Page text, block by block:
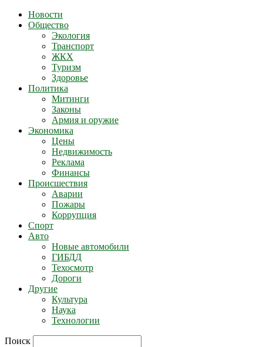
Новости
Общество
Экология
Транспорт
ЖКХ
Туризм
Здоровье
Политика
Митинги
Законы
Армия и оружие
Экономика
Цены
Недвижимость
Реклама
Финансы
Происшествия
Аварии
Пожары
Коррупция
Спорт
Авто
Новые автомобили
ГИБДД
Техосмотр
Дороги
Другие
Культура
Наука
Технологии
Поиск